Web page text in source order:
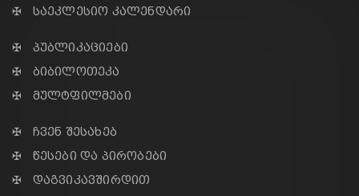
✠ საეკლესიო კალენდარი
✠ პუბლიკაციები
✠ ბიბილოთეკა
✠ მულტფილმები
✠ ჩვენ შესახებ
✠ წესები და პირობები
✠ დაგვიკავშირდით